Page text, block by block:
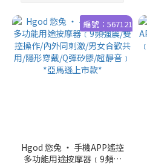
編號：567121
Hgod 慾兔 ‧ 手機APP遙控
多功能用途按摩器﹝9頻強